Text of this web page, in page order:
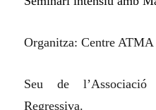
Organitza: Centre
Seu de
Regressiva.